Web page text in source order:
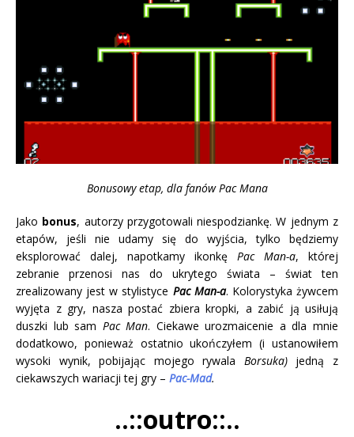
Bonusowy etap, dla fanów Pac Mana
Jako bonus, autorzy przygotowali niespodziankę. W jednym z
etapów, jeśli nie udamy się do wyjścia, tylko będziemy
eksplorować dalej, napotkamy ikonkę Pac Man-a, której
zebranie przenosi nas do ukrytego świata – świat ten
zrealizowany jest w stylistyce Pac Man-a. Kolorystyka żywcem
wyjęta z gry, nasza postać zbiera kropki, a zabić ją usiłują
duszki lub sam Pac Man. Ciekawe urozmaicenie a dla mnie
dodatkowo, ponieważ ostatnio ukończyłem (i ustanowiłem
wysoki wynik, pobijając mojego rywala Borsuka)jedną z
ciekawszych wariacji tej gry – Pac-Mad.
..::outro::..